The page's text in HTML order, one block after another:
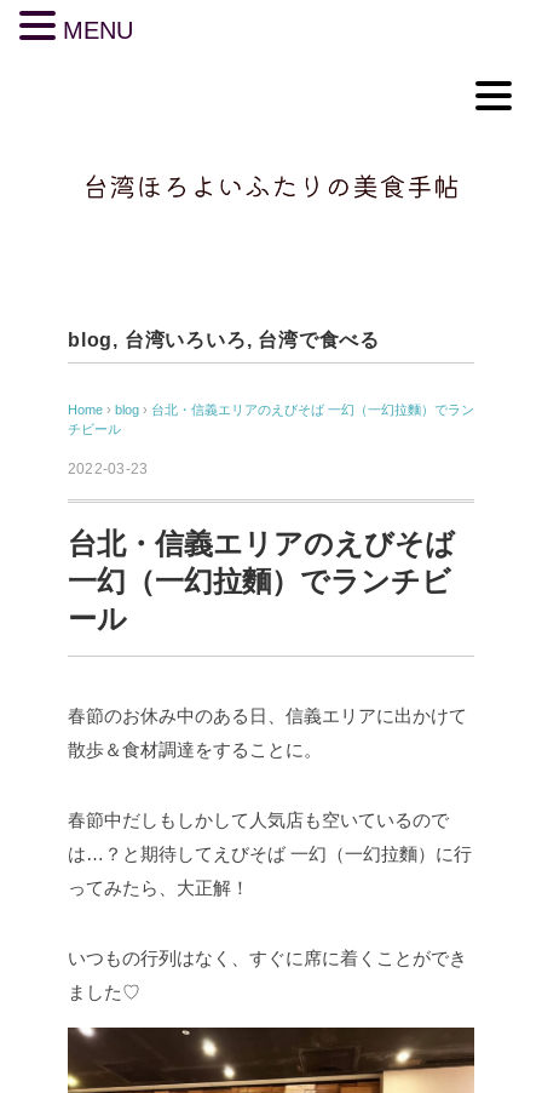
blog, 台湾いろいろ, 台湾で食べる
Home › blog › 台北・信義エリアのえびそば 一幻（一幻拉麵）でラン
チビール
2022-03-23
台北・信義エリアのえびそば
一幻（一幻拉麵）でランチビ
ール
春節のお休み中のある日、信義エリアに出かけて
散歩＆食材調達をすることに。
春節中だしもしかして人気店も空いているので
は…？と期待してえびそば 一幻（一幻拉麵）に行
ってみたら、大正解！
いつもの行列はなく、すぐに席に着くことができ
ました♡
MENU